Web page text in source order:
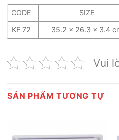
CODE
SIZE
KF 72
35.2 x 26.3 x 3.4
Vui
SẢN PHẨM TƯƠNG TỰ